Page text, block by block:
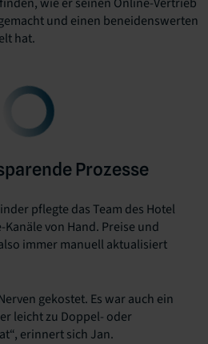
und einen beneidenswerten
hat.
Prozesse
pflegte das Team des Hotel
von Hand. Preise und
immer manuell aktualisiert
gekostet. Es war auch ein
leicht zu Doppel- oder
erinnert sich Jan.